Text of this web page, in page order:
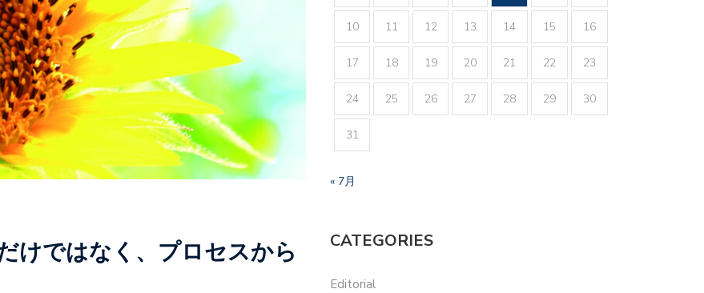
けではなく、プロセスから
10 11 12 13 14 15 16
17 18 19 20 21 22 23
24 25 26 27 28 29 30
31
« 7月
CATEGORIES
Editorial